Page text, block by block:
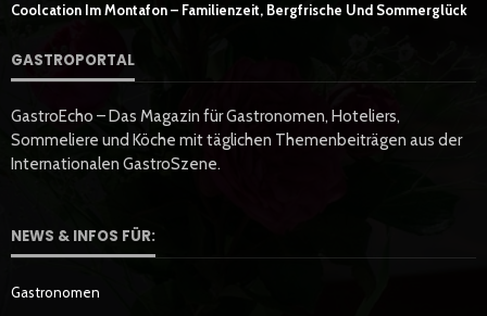
Coolcation Im Montafon – Familienzeit, Bergfrische Und Sommerglück
GASTROPORTAL
GastroEcho – Das Magazin für Gastronomen, Hoteliers,
Sommeliere und Köche mit täglichen Themenbeiträgen aus der
Internationalen GastroSzene.
NEWS & INFOS FÜR:
Gastronomen